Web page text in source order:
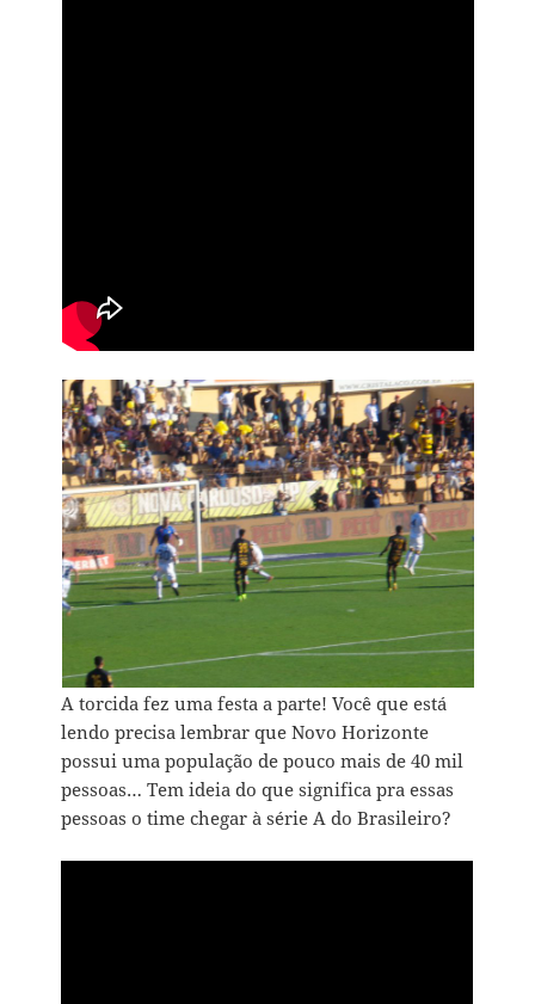
A torcida fez uma festa a parte! Você que está
lendo precisa lembrar que Novo Horizonte
possui uma população de pouco mais de 40 mil
pessoas… Tem ideia do que significa pra essas
pessoas o time chegar à série A do Brasileiro?